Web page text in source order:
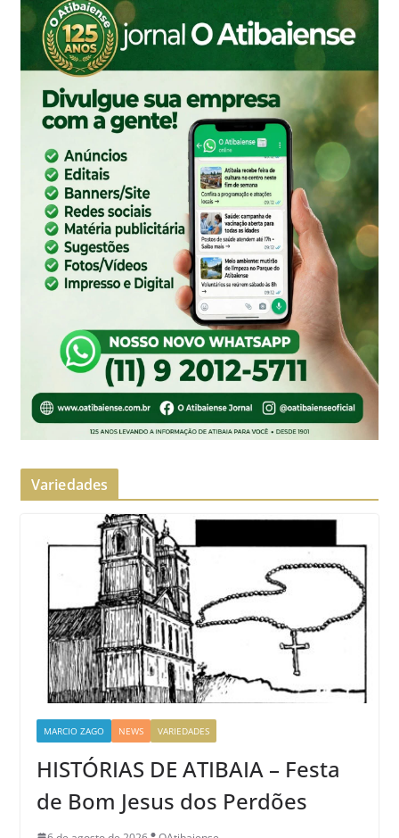
Variedades
MARCIO ZAGO NEWS VARIEDADES
HISTÓRIAS DE ATIBAIA – Festa
de Bom Jesus dos Perdões